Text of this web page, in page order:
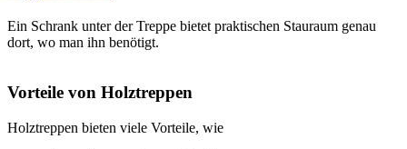
Ein Schrank unter der Treppe bietet praktischen Stauraum genau
dort, wo man ihn benötigt.
Vorteile von Holztreppen
Holztreppen bieten viele Vorteile, wie